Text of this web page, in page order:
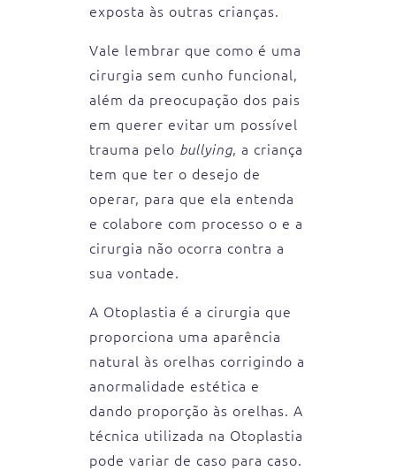
exposta às outras crianças.
Vale lembrar que como é uma
cirurgia sem cunho funcional,
além da preocupação dos pais
em querer evitar um possível
trauma pelo bullying, a criança
tem que ter o desejo de
operar, para que ela entenda
e colabore com processo o e a
cirurgia não ocorra contra a
sua vontade.
A Otoplastia é a cirurgia que
proporciona uma aparência
natural às orelhas corrigindo a
anormalidade estética e
dando proporção às orelhas. A
técnica utilizada na Otoplastia
pode variar de caso para caso.